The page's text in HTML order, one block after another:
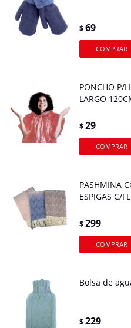
$69
PONCHO P/
LARGO
$29
PASHMINA
ESPIGAS C/
$299
Bolsa de
$229